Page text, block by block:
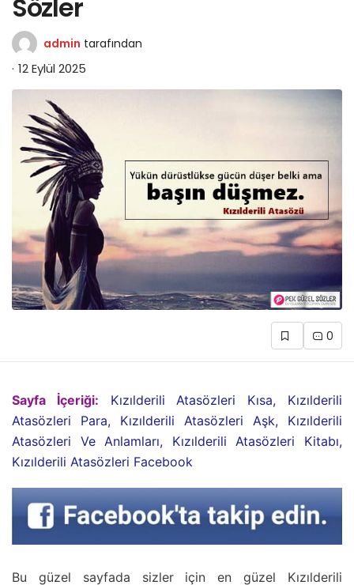
Sözler
admin tarafından
12 Eylül 2025
0
Sayfa İçeriği:
Kızılderili Atasözleri Kısa, Kızılderili
Atasözleri Para, Kızılderili Atasözleri Aşk, Kızılderili
Atasözleri Ve Anlamları, Kızılderili Atasözleri Kitabı,
Kızılderili Atasözleri Facebook
Bu güzel sayfada sizler için en güzel Kızılderili